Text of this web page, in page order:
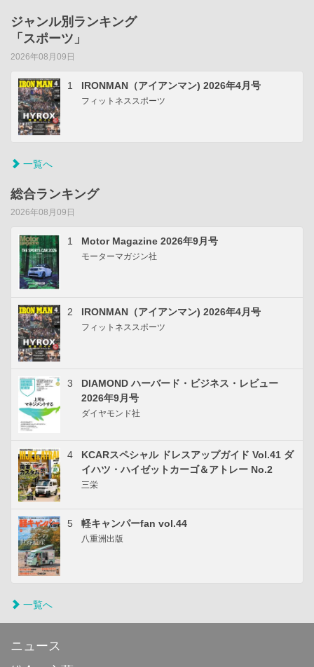
ジャンル別ランキング
「スポーツ」
2026年08月09日
1 IRONMAN（アイアンマン) 2026年4月号
フィットネススポーツ
一覧へ
総合ランキング
2026年08月09日
1 Motor Magazine 2026年9月号
モーターマガジン社
2 IRONMAN（アイアンマン) 2026年4月号
フィットネススポーツ
3
DIAMOND ハーバード・ビジネス・レビュー
2026年9月号
ダイヤモンド社
4
KCARスペシャル ドレスアップガイド Vol.41 ダ
イハツ・ハイゼットカーゴ＆アトレー No.2
三栄
5 軽キャンパーfan vol.44
八重洲出版
一覧へ
ニュース